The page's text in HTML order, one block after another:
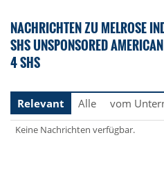
NACHRICHTEN ZU MELROSE
SHS UNSPONSORED
4 SHS
Relevant
Alle vom
Keine Nachrichten verfügbar.